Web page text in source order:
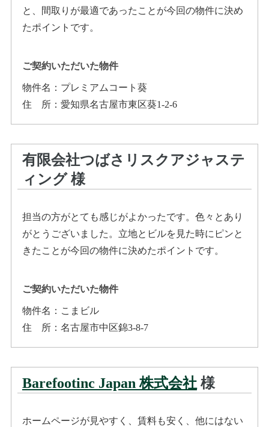
と、間取りが最適であったことが今回の物件に決め
たポイントです。
ご契約いただいた物件
物件名： プレミアムコート葵
住所
： 愛知県名古屋市東区葵1-2-6
有限会社つばさリスクアジャステ
ィング様
担当の方がとても感じがよかったです。色々とあり
がとうございました。立地とビルを見た時にピンと
きたことが今回の物件に決めたポイントです。
ご契約いただいた物件
物件名： こまビル
住所
： 名古屋市中区錦3-8-7
Barefootinc Japan 株式会社 様
ホームページが見やすく、賃料も安く、他にはない